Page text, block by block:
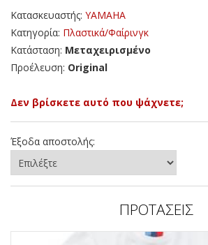
Κατασκευαστής: YAMAHA
Κατηγορία: Πλαστικά/Φαίρινγκ
Κατάσταση: Μεταχειρισμένο
Προέλευση: Original
Δεν βρίσκετε αυτό που ψάχνετε;
Έξοδα αποστολής:
ΠΡΟΤΑΣΕΙΣ